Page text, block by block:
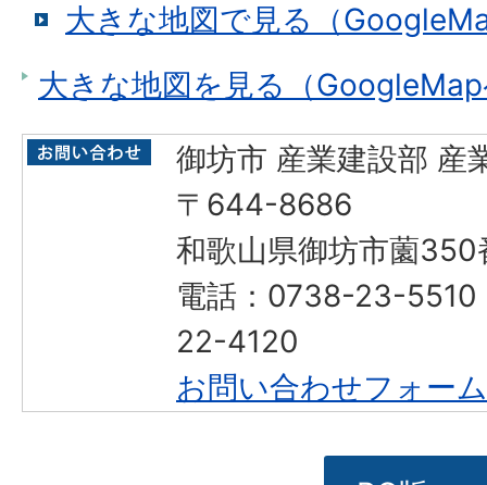
大きな地図で見る（
大きな地図を見る（
御坊市 産業建設部 産
〒644-8686
和歌山県御坊市薗350
電話：0738-23-
22-4120
お問い合わせフォーム